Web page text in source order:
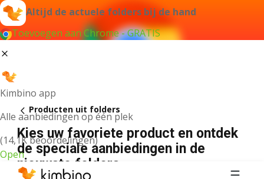
Altijd de actuele folders bij de hand
Toevoegen aan Chrome - GRATIS
Kimbino app
Alle aanbiedingen op één plek
(14,1K beoordelingen)
Open
Producten uit folders
Kies uw favoriete product en ontdek
de speciale aanbiedingen in de
nieuwste folders